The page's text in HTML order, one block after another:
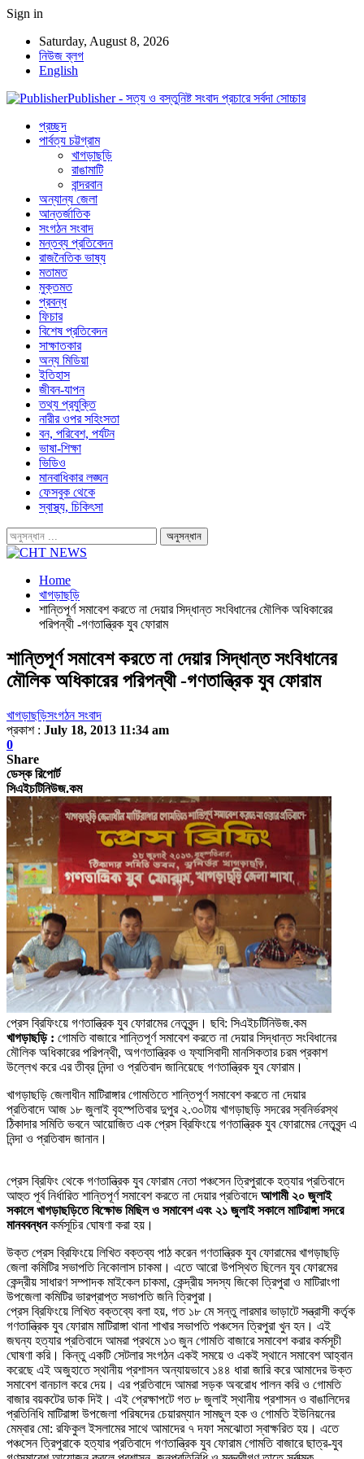
Sign in
Saturday, August 8, 2026
নিউজ ব্লগ
English
Publisher - সত্য ও বস্তুনিষ্ট সংবাদ প্রচারে সর্বদা সোচ্চার
প্রচ্ছদ
পার্বত্য চট্টগ্রাম
খাগড়াছড়ি
রাঙামাটি
বান্দরবান
অন্যান্য জেলা
আন্তর্জাতিক
সংগঠন সংবাদ
মন্তব্য প্রতিবেদন
রাজনৈতিক ভাষ্য
মতামত
মুক্তমত
প্রবন্ধ
ফিচার
বিশেষ প্রতিবেদন
সাক্ষাতকার
অন্য মিডিয়া
ইতিহাস
জীবন-যাপন
তথ্য প্রযুক্তি
নারীর ওপর সহিংসতা
বন, পরিবেশ, পর্যটন
ভাষা-শিক্ষা
ভিডিও
মানবাধিকার লঙ্ঘন
ফেসবুক থেকে
স্বাস্থ্য, চিকিৎসা
Home
খাগড়াছড়ি
শান্তিপূর্ণ সমাবেশ করতে না দেয়ার সিদ্ধান্ত সংবিধানের মৌলিক অধিকারের
পরিপন্থী -গণতান্ত্রিক যুব ফোরাম
শান্তিপূর্ণ সমাবেশ করতে না দেয়ার সিদ্ধান্ত সংবিধানের
মৌলিক অধিকারের পরিপন্থী -গণতান্ত্রিক যুব ফোরাম
খাগড়াছড়িসংগঠন সংবাদ
প্রকাশ : July 18, 2013 11:34 am
0
Share
ডেস্ক রিপোর্ট
সিএইচটিনিউজ.কম
প্রেস ব্রিফিংয়ে গণতান্ত্রিক যুব ফোরামের নেতৃবৃন্দ। ছবি: সিএইচটিনিউজ.কম
খাগড়াছড়ি : গোমতি বাজারে শান্তিপূর্ণ সমাবেশ করতে না দেয়ার সিদ্ধান্ত সংবিধানের
মৌলিক অধিকারের পরিপন্থী, অগণতান্ত্রিক ও ফ্যাসিবাদী মানসিকতার চরম প্রকাশ
উল্লেখ করে এর তীব্র নিন্দা ও প্রতিবাদ জানিয়েছে গণতান্ত্রিক যুব ফোরাম।
খাগড়াছড়ি জেলাধীন মাটিরাঙ্গার গোমতিতে শান্তিপূর্ণ সমাবেশ করতে না দেয়ার
প্রতিবাদে আজ ১৮ জুলাই বৃহস্পতিবার দুপুর ২.৩০টায় খাগড়াছড়ি সদরের স্বনির্ভরস্থ
ঠিকাদার সমিতি ভবনেআয়োজিতএক প্রেস ব্রিফিংয়ে গণতান্ত্রিক যুব ফোরামের নেতৃবৃন্দ এ
নিন্দা ও প্রতিবাদ জানান।
প্রেস ব্রিফিং থেকে গণতান্ত্রিক যুব ফোরাম নেতা পঞ্চসেন ত্রিপুরাকে হত্যার প্রতিবাদে
আহুত পূর্ব নির্ধারিত শান্তিপূর্ণ সমাবেশ করতে না দেয়ার প্রতিবাদে আগামী ২০ জুলাই
সকালে খাগড়াছড়িতে বিক্ষোভ মিছিল ও সমাবেশ এবং ২১ জুলাই সকালে মাটিরাঙ্গা সদরে
মানববন্ধন কর্মসূচির ঘোষণা করা হয়।
উক্ত প্রেস ব্রিফিংয়ে লিখিত বক্তব্য পাঠ করেন গণতান্ত্রিক যুব ফোরামের খাগড়াছড়ি
জেলা কমিটির সভাপতি নিকোলাস চাকমা। এতে আরো উপস্থিত ছিলেন যুব ফোরমের
কেন্দ্রীয় সাধারণ সম্পাদক মাইকেল চাকমা, কেন্দ্রীয় সদস্য জিকো ত্রিপুরা ও মাটিরাংগা
উপজেলা কমিটির ভারপ্রাপ্ত সভাপতি জনি ত্রিপুরা।
প্রেস ব্রিফিংয়ে লিখিত বক্তব্যে বলা হয়, গত ১৮ মে সন্তু লারমার ভাড়াটে সন্ত্রাসী কর্তৃক
গণতান্ত্রিক যুব ফোরাম মাটিরাঙ্গা থানা শাখার সভাপতি পঞ্চসেন ত্রিপুরা খুন হন। এই
জঘন্য হত্যার প্রতিবাদে আমরা প্রথমে ১৩ জুন গোমতি বাজারে সমাবেশ করার কর্মসূচী
ঘোষণা করি। কিন্তু একটি সেটলার সংগঠন একই সময়ে ও একই স্থানে সমাবেশ আহ্বান
করেছে এই অজুহাতে স্থানীয় প্রশাসন অন্যায়ভাবে ১৪৪ ধারা জারি করে আমাদের উক্ত
সমাবেশ বানচাল করে দেয়। এর প্রতিবাদে আমরা সড়ক অবরোধ পালন করি ও গোমতি
বাজার বয়কটের ডাক দিই। এই প্রেক্ষাপটে গত ৮ জুলাই স্থানীয় প্রশাসন ও বাঙালিদের
প্রতিনিধি মাটিরাঙ্গা উপজেলা পরিষদের চেয়ারম্যান সামছুল হক ও গোমতি ইউনিয়নের
মেম্বার মো: রফিকুল ইসলামের সাথে আমাদের ৭ দফা সমঝোতা স্বাক্ষরিত হয়। এতে
পঞ্চসেন ত্রিপুরাকে হত্যার প্রতিবাদে গণতান্ত্রিক যুব ফোরাম গোমতি বাজারে ছাত্র-যুব